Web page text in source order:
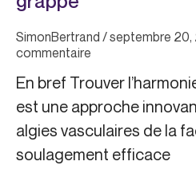
SimonBertrand septembre 20,
commentaire
En bref Trouver
est une approche
algies vasculaires de la
soulagement efficace